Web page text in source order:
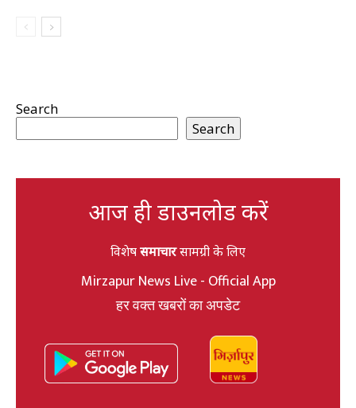
Search
Search
आज ही डाउनलोड करें
विशेषसमाचारसामग्री के लिए
Mirzapur News Live - Official App
हर वक्त खबरों का अपडेट